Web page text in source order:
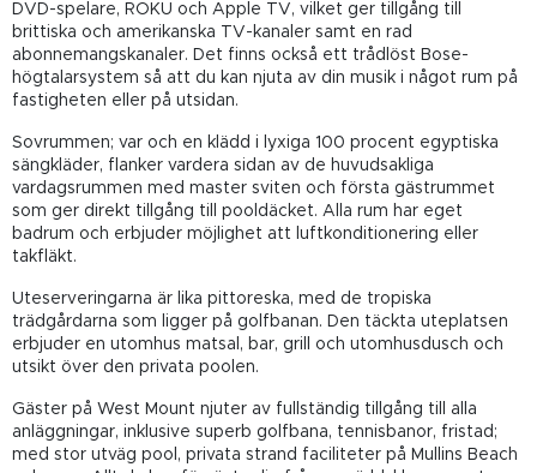
DVD-spelare, ROKU och Apple TV, vilket ger tillgång till
brittiska och amerikanska TV-kanaler samt en rad
abonnemangskanaler. Det finns också ett trådlöst Bose-
högtalarsystem så att du kan njuta av din musik i något rum på
fastigheten eller på utsidan.
Sovrummen; var och en klädd i lyxiga 100 procent egyptiska
sängkläder, flanker vardera sidan av de huvudsakliga
vardagsrummen med master sviten och första gästrummet
som ger direkt tillgång till pooldäcket. Alla rum har eget
badrum och erbjuder möjlighet att luftkonditionering eller
takfläkt.
Uteserveringarna är lika pittoreska, med de tropiska
trädgårdarna som ligger på golfbanan. Den täckta uteplatsen
erbjuder en utomhus matsal, bar, grill och utomhusdusch och
utsikt över den privata poolen.
Gäster på West Mount njuter av fullständig tillgång till alla
anläggningar, inklusive superb golfbana, tennisbanor, fristad;
med stor utväg pool, privata strand faciliteter på Mullins Beach